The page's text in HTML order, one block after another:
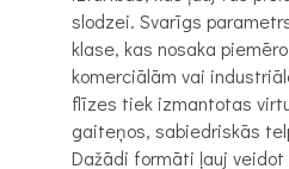
slodzei. Svarīgs
klase, kas nosaka
komerciālām vai
flīzes tiek izmantotas
gaiteņos, sabiedriskās
Dažādi formāti ļauj veidot